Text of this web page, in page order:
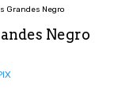
Grandes Negro
Negro